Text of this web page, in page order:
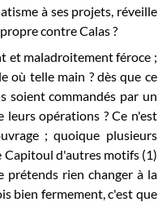
à ses projets, réveille
contre Calas ?
et maladroitement féroce ;
où telle main ? dès que ce
soient commandés par un
leurs opérations ? Ce n'est
; quoique plusieurs
Capitoul d'autres motifs (1)
prétends rien changer à la
bien fermement, c'est que